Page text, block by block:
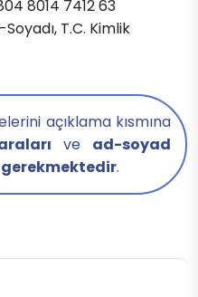
8014 7412 63
T.C. Kimlik
açıklama kısmına
ve ad-soyad
gerekmektedir.